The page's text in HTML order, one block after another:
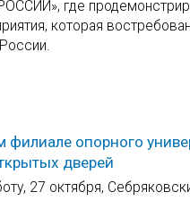
где
которая
филиале опорного
дверей
27 октября,